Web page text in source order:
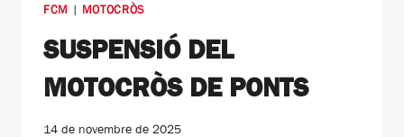
FCM | MOTOCRÒS
SUSPENSIÓ DEL
MOTOCRÒS DE PONTS
14 de novembre de 2025